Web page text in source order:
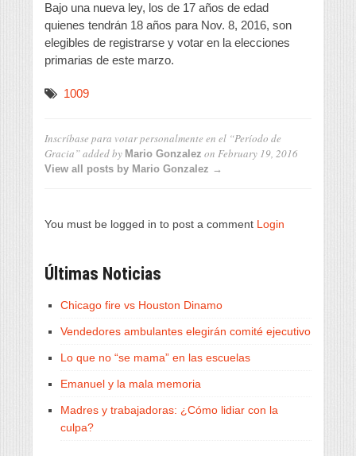
Bajo una nueva ley, los de 17 años de edad
quienes tendrán 18 años para Nov. 8, 2016, son
elegibles de registrarse y votar en la elecciones
primarias de este marzo.
1009
Inscríbase para votar personalmente en el “Período de
Gracia”added by Mario Gonzalez on February 19, 2016
View all posts by Mario Gonzalez →
You must be logged in to post a comment Login
Últimas Noticias
Chicago fire vs Houston Dinamo
Vendedores ambulantes elegirán comité ejecutivo
Lo que no “se mama” en las escuelas
Emanuel y la mala memoria
Madres y trabajadoras: ¿Cómo lidiar con la
culpa?